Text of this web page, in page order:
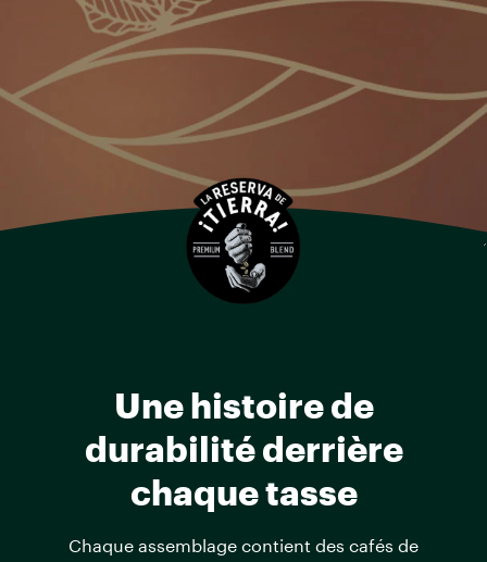
Une histoire de
durabilité derrière
chaque tasse
Chaque assemblage contient des cafés de